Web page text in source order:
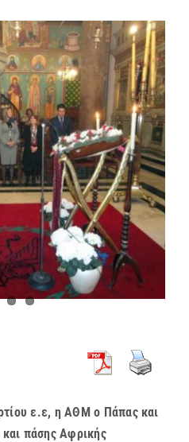
ε.ε, η ΑΘΜ ο Πάπας και
πάσης Αφρικής